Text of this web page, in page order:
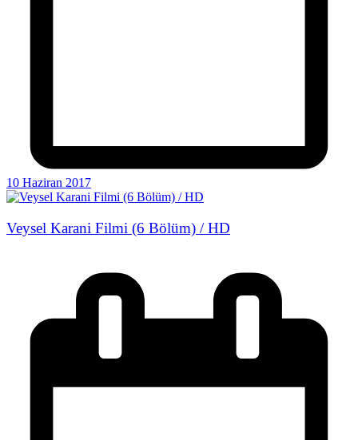
10 Haziran 2017
Veysel Karani Filmi (6 Bölüm) / HD